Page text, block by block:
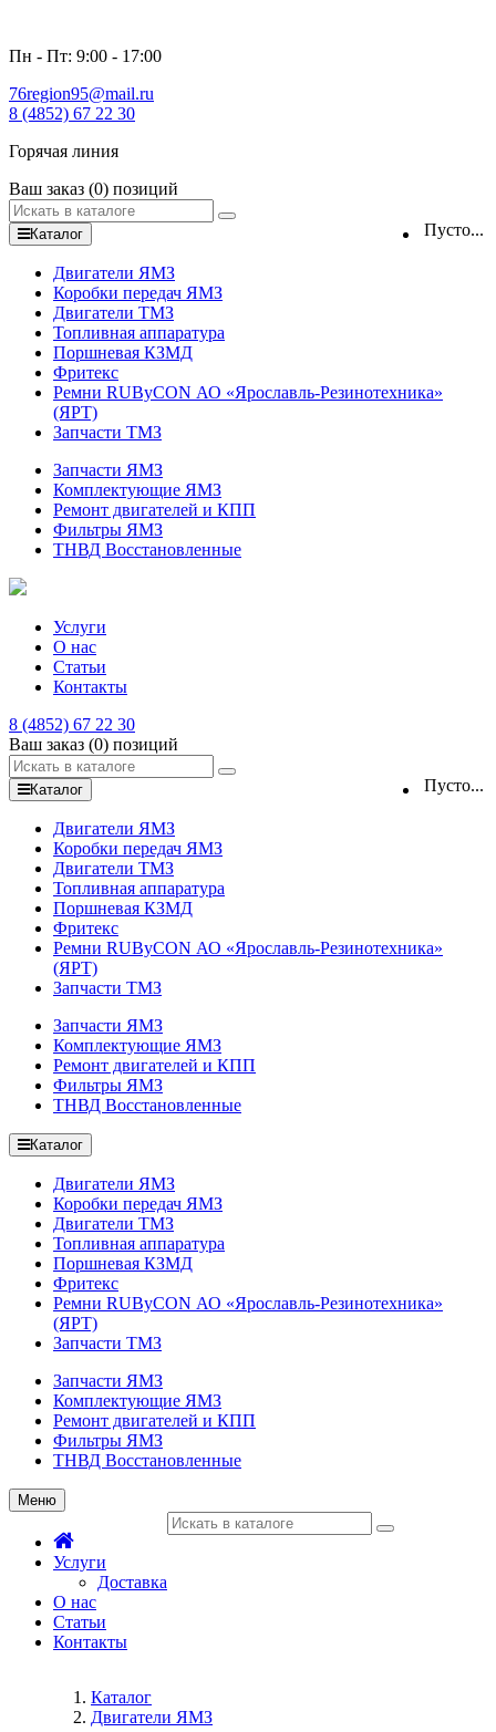
Пн - Пт: 9:00 - 17:00
76region95@mail.ru
8 (4852) 67 22 30
Горячая линия
Ваш заказ (0) позиций
Пусто...
Каталог
Двигатели ЯМЗ
Коробки передач ЯМЗ
Двигатели ТМЗ
Топливная аппаратура
Поршневая КЗМД
Фритекс
Ремни RUByCON АО «Ярославль-Резинотехника»
(ЯРТ)
Запчасти ТМЗ
Запчасти ЯМЗ
Комплектующие ЯМЗ
Ремонт двигателей и КПП
Фильтры ЯМЗ
ТНВД Восстановленные
Услуги
О нас
Статьи
Контакты
8 (4852) 67 22 30
Ваш заказ (0) позиций
Пусто...
Каталог
Двигатели ЯМЗ
Коробки передач ЯМЗ
Двигатели ТМЗ
Топливная аппаратура
Поршневая КЗМД
Фритекс
Ремни RUByCON АО «Ярославль-Резинотехника»
(ЯРТ)
Запчасти ТМЗ
Запчасти ЯМЗ
Комплектующие ЯМЗ
Ремонт двигателей и КПП
Фильтры ЯМЗ
ТНВД Восстановленные
Каталог
Двигатели ЯМЗ
Коробки передач ЯМЗ
Двигатели ТМЗ
Топливная аппаратура
Поршневая КЗМД
Фритекс
Ремни RUByCON АО «Ярославль-Резинотехника»
(ЯРТ)
Запчасти ТМЗ
Запчасти ЯМЗ
Комплектующие ЯМЗ
Ремонт двигателей и КПП
Фильтры ЯМЗ
ТНВД Восстановленные
Меню
Услуги
Доставка
О нас
Статьи
Контакты
Каталог
Двигатели ЯМЗ